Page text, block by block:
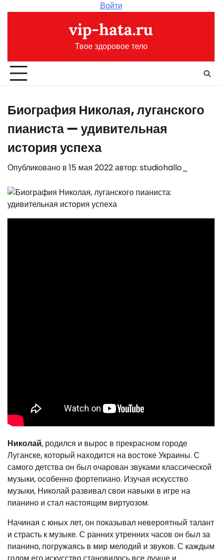
Войти
vip-hata.ru
Твое здоровое тело
Биография Николая, луганского
пианиста — удивительная
история успеха
Опубликовано в 15 мая 2022автор: studiohallo_
Николай, родился и вырос в прекрасном городе
Луганске, который находится на востоке Украины. С
самого детства он был очарован звуками классической
музыки, особенно фортепиано. Изучая искусство
музыки, Николай развивал свои навыки в игре на
пианино и стал настоящим виртуозом.
Начиная с юных лет, он показывал невероятный талант
и страсть к музыке. С ранних утренних часов он был за
пианино, погружаясь в мир мелодий и звуков. С каждым